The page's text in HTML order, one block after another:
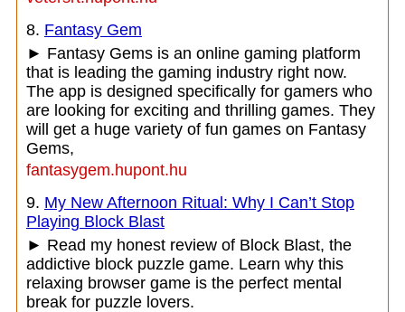
8. Fantasy Gem
► Fantasy Gems is an online gaming platform
that is leading the gaming industry right now.
The app is designed specifically for gamers who
are looking for exciting and thrilling games. They
will get a huge variety of fun games on Fantasy
Gems,
fantasygem.hupont.hu
9. My New Afternoon Ritual: Why I Can’t Stop
Playing Block Blast
► Read my honest review of Block Blast, the
addictive block puzzle game. Learn why this
relaxing browser game is the perfect mental
break for puzzle lovers.